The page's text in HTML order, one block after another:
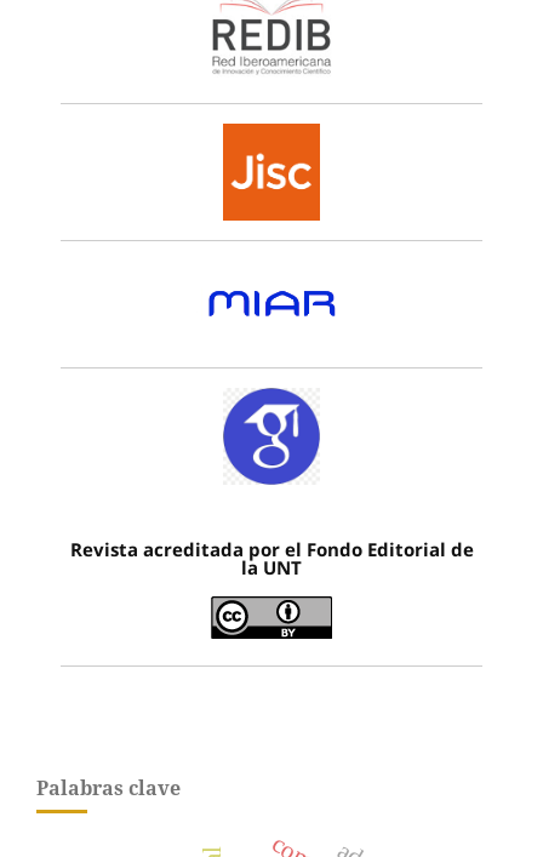
Revista acreditada por el Fondo Editorial de
la UNT
Palabras clave